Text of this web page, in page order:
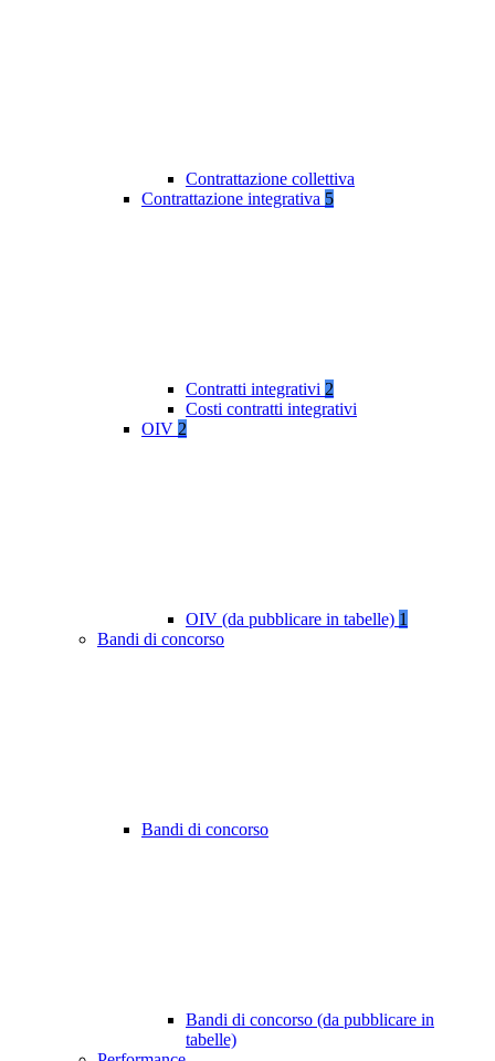
Contrattazione collettiva
Contrattazione integrativa 5
Contratti integrativi 2
Costi contratti integrativi
OIV 2
OIV (da pubblicare in tabelle) 1
Bandi di concorso
Bandi di concorso
Bandi di concorso (da pubblicare in
tabelle)